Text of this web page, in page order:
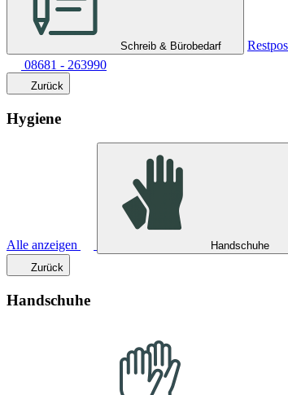
Schreib & Bürobedarf
08681 - 263990
Zurück
Hygiene
Alle anzeigen Handschuhe
Zurück
Handschuhe